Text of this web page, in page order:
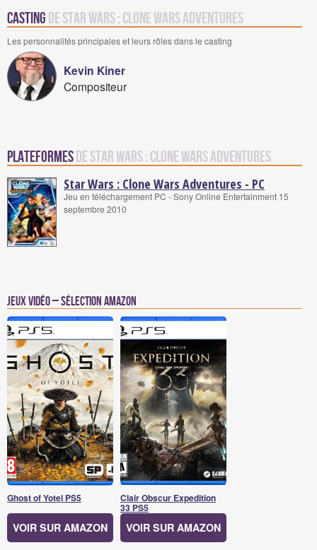
Casting de Star Wars : Clone Wars Adventures
Les personnalités principales et leurs rôles dans le casting
Kevin Kiner
Compositeur
Plateformesde Star Wars : Clone Wars Adventures
Star Wars : Clone Wars Adventures - PC
Jeu en téléchargement PC - Sony Online Entertainment 15
septembre 2010
Jeux vidéo – Sélection Amazon
Ghost of Yotei PS5
VOIR SUR AMAZON
Clair Obscur Expedition
33 PS5
VOIR SUR AMAZON